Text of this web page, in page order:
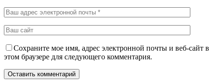
Сохраните мое имя, адрес электронной почты и веб-сайт в
этом браузере для следующего комментария.